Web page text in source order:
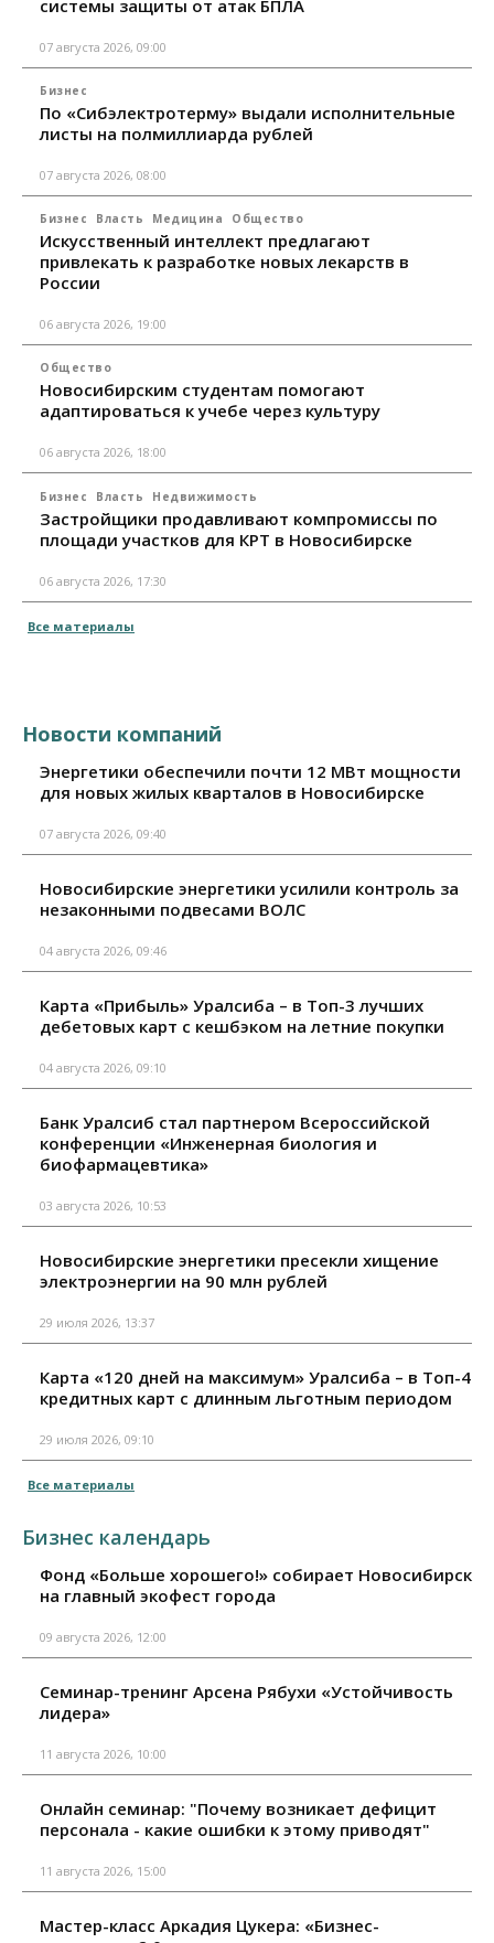
системы защиты от атак БПЛА
07 августа 2026, 09:00
Бизнес
По «Сибэлектротерму» выдали исполнительные
листы на полмиллиарда рублей
07 августа 2026, 08:00
Бизнес Власть Медицина Общество
Искусственный интеллект предлагают
привлекать к разработке новых лекарств в
России
06 августа 2026, 19:00
Общество
Новосибирским студентам помогают
адаптироваться к учебе через культуру
06 августа 2026, 18:00
Бизнес Власть Недвижимость
Застройщики продавливают компромиссы по
площади участков для КРТ в Новосибирске
06 августа 2026, 17:30
Все материалы
Новости компаний
Энергетики обеспечили почти 12 МВт мощности
для новых жилых кварталов в Новосибирске
07 августа 2026, 09:40
Новосибирские энергетики усилили контроль за
незаконными подвесами ВОЛС
04 августа 2026, 09:46
Карта «Прибыль» Уралсиба – в Топ-3 лучших
дебетовых карт с кешбэком на летние покупки
04 августа 2026, 09:10
Банк Уралсиб стал партнером Всероссийской
конференции «Инженерная биология и
биофармацевтика»
03 августа 2026, 10:53
Новосибирские энергетики пресекли хищение
электроэнергии на 90 млн рублей
29 июля 2026, 13:37
Карта «120 дней на максимум» Уралсиба – в Топ-4
кредитных карт с длинным льготным периодом
29 июля 2026, 09:10
Все материалы
Бизнес календарь
Фонд «Больше хорошего!» собирает Новосибирск
на главный экофест города
09 августа 2026, 12:00
Семинар-тренинг Арсена Рябухи «Устойчивость
лидера»
11 августа 2026, 10:00
Онлайн семинар: "Почему возникает дефицит
персонала - какие ошибки к этому приводят"
11 августа 2026, 15:00
Мастер-класс Аркадия Цукера: «Бизнес-